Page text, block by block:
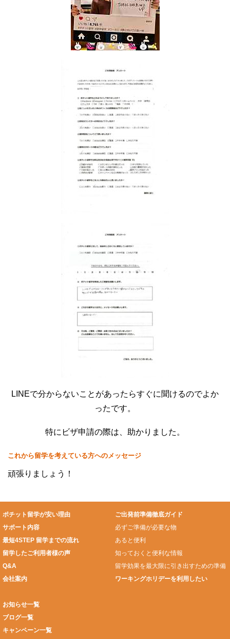
LINEで分からないことがあったらすぐに聞けるのでよか
ったです。
特にビザ申請の際は、助かりました。
これから留学を考えている方へのメッセージ
頑張りましょう！
ポチット留学が安い理由
サポート内容
最短4STEP 留学までの流れ
留学したご利用者様の声
Q&A
会社案内
ご出発前準備徹底ガイド
必ずご準備が必要な物
あると便利
知っておくと便利な情報
留学効果を最大限に引き出すための準備
ワーキングホリデーを利用したい
お知らせ一覧
ブログ一覧
キャンペーン一覧